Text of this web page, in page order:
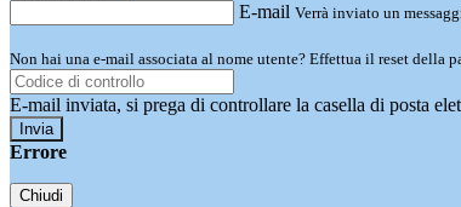
E-mail Verrà inviato un
Non hai una e-mail associata al nome utente? Effettua il reset della
E-mail inviata, si prega di controllare la casella di posta
Errore
Chiudi